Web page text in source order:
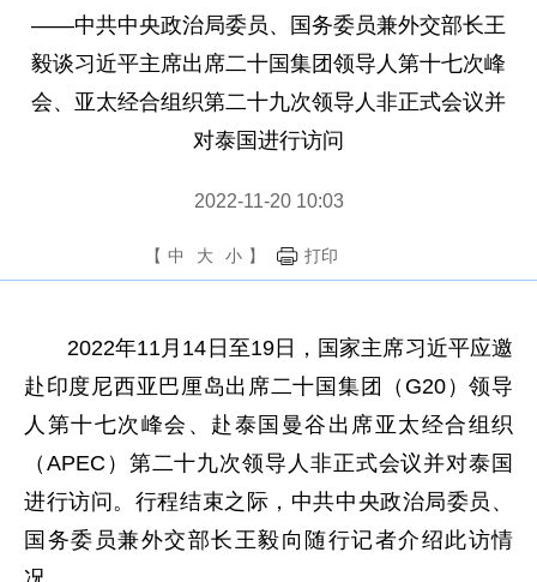
​——中共中央政治局委员、国务委员兼外交部长王
毅谈习近平主席出席二十国集团领导人第十七次峰
会、亚太经合组织第二十九次领导人非正式会议并
对泰国进行访问
2022-11-20 10:03
【 中 大 小 】 打印
2022年11月14日至19日，国家主席习近平应邀
赴印度尼西亚巴厘岛出席二十国集团（G20）领导
人第十七次峰会、赴泰国曼谷出席亚太经合组织
（APEC）第二十九次领导人非正式会议并对泰国
进行访问。行程结束之际，中共中央政治局委员、
国务委员兼外交部长王毅向随行记者介绍此访情